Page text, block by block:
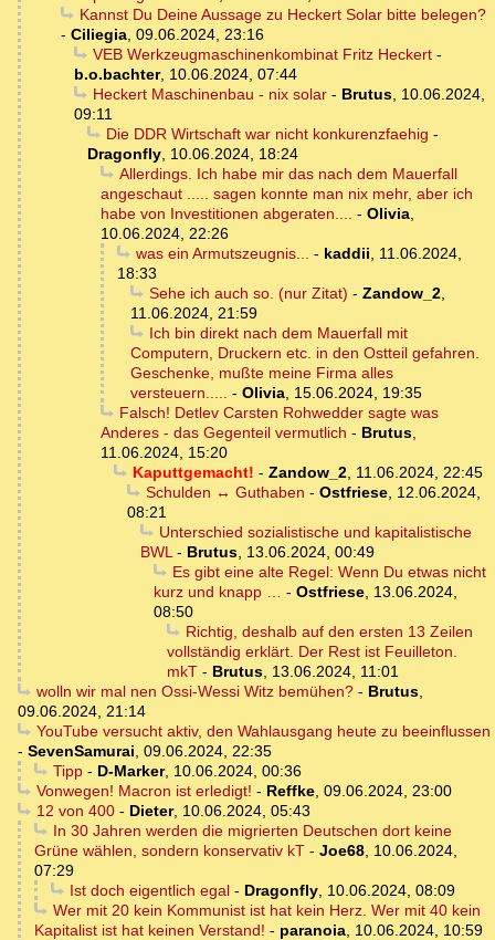
Kannst Du Deine Aussage zu Heckert Solar bitte belegen?
- Ciliegia, 09.06.2024, 23:16
VEB Werkzeugmaschinenkombinat Fritz Heckert-
b.o.bachter, 10.06.2024, 07:44
Heckert Maschinenbau - nix solar- Brutus, 10.06.2024,
09:11
Die DDR Wirtschaft war nicht konkurenzfaehig -
Dragonfly, 10.06.2024, 18:24
Allerdings. Ich habe mir das nach dem Mauerfall
angeschaut ..... sagen konnte man nix mehr, aber ich
habe von Investitionen abgeraten.... - Olivia,
10.06.2024, 22:26
was ein Armutszeugnis... - kaddii, 11.06.2024,
18:33
Sehe ich auch so. (nur Zitat) - Zandow_2,
11.06.2024, 21:59
Ich bin direkt nach dem Mauerfall mit
Computern, Druckern etc. in den Ostteil gefahren.
Geschenke, mußte meine Firma alles
versteuern..... - Olivia, 15.06.2024, 19:35
Falsch! Detlev Carsten Rohwedder sagte was
Anderes - das Gegenteil vermutlich - Brutus,
11.06.2024, 15:20
Kaputtgemacht! - Zandow_2, 11.06.2024, 22:45
Schulden ↔ Guthaben - Ostfriese, 12.06.2024,
08:21
Unterschied sozialistische und kapitalistische
BWL- Brutus, 13.06.2024, 00:49
Es gibt eine alte Regel: Wenn Du etwas nicht
kurz und knapp … - Ostfriese, 13.06.2024,
08:50
Richtig, deshalb auf den ersten 13 Zeilen
vollständig erklärt. Der Rest ist Feuilleton.
mkT - Brutus, 13.06.2024, 11:01
wolln wir mal nen Ossi-Wessi Witz bemühen?- Brutus,
09.06.2024, 21:14
YouTube versucht aktiv, den Wahlausgang heute zu beeinflussen
- SevenSamurai, 09.06.2024, 22:35
Tipp- D-Marker, 10.06.2024, 00:36
Vonwegen! Macron ist erledigt! - Reffke, 09.06.2024, 23:00
12 von 400- Dieter, 10.06.2024, 05:43
In 30 Jahren werden die migrierten Deutschen dort keine
Grüne wählen, sondern konservativ kT - Joe68, 10.06.2024,
07:29
Ist doch eigentlich egal- Dragonfly, 10.06.2024, 08:09
Wer mit 20 kein Kommunist ist hat kein Herz. Wer mit 40 kein
Kapitalist ist hat keinen Verstand! - paranoia, 10.06.2024, 10:59